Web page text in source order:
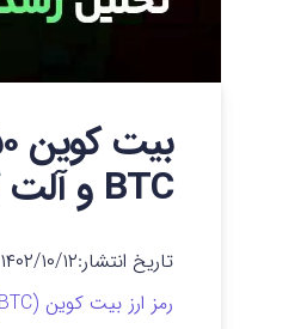
BTC و آلت کوین ها در سال ۲۰۲۴
تاریخ انتشار:۱۴۰۲/۱۰/۱۲
رمز ارز بیت‌ کوین (BTC)